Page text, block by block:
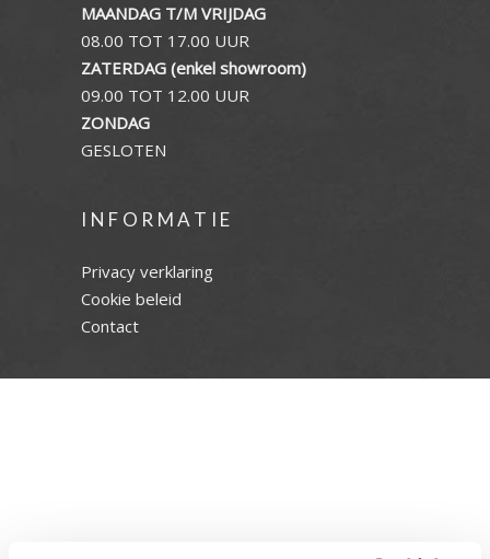
MAANDAG T/M VRIJDAG
08.00 TOT 17.00 UUR
ZATERDAG (enkel showroom)
09.00 TOT 12.00 UUR
ZONDAG
GESLOTEN
INFORMATIE
Privacy verklaring
Cookie beleid
Contact